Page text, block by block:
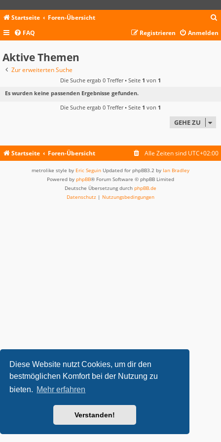
Diese Website nutzt Cookies, um dir den
bestmöglichen Komfort bei der Nutzung zu
bieten. Mehr erfahren
Verstanden!
Startseite Foren-Übersicht
c
FAQ Anmelden
Registrieren
Aktive Themen
Zur erweiterten Suche
Die Suche ergab 0 Treffer • Seite 1 von 1
Es wurden keine passenden Ergebnisse gefunden.
Die Suche ergab 0 Treffer • Seite 1 von 1
GEHE ZU
Startseite Foren-Übersicht Alle Zeiten sind UTC+02:00
metrolike style by Eric Seguin Updated for phpBB3.2 by Ian Bradley
Powered by phpBB® Forum Software © phpBB Limited
Deutsche Übersetzung durch phpBB.de
Datenschutz | Nutzungsbedingungen